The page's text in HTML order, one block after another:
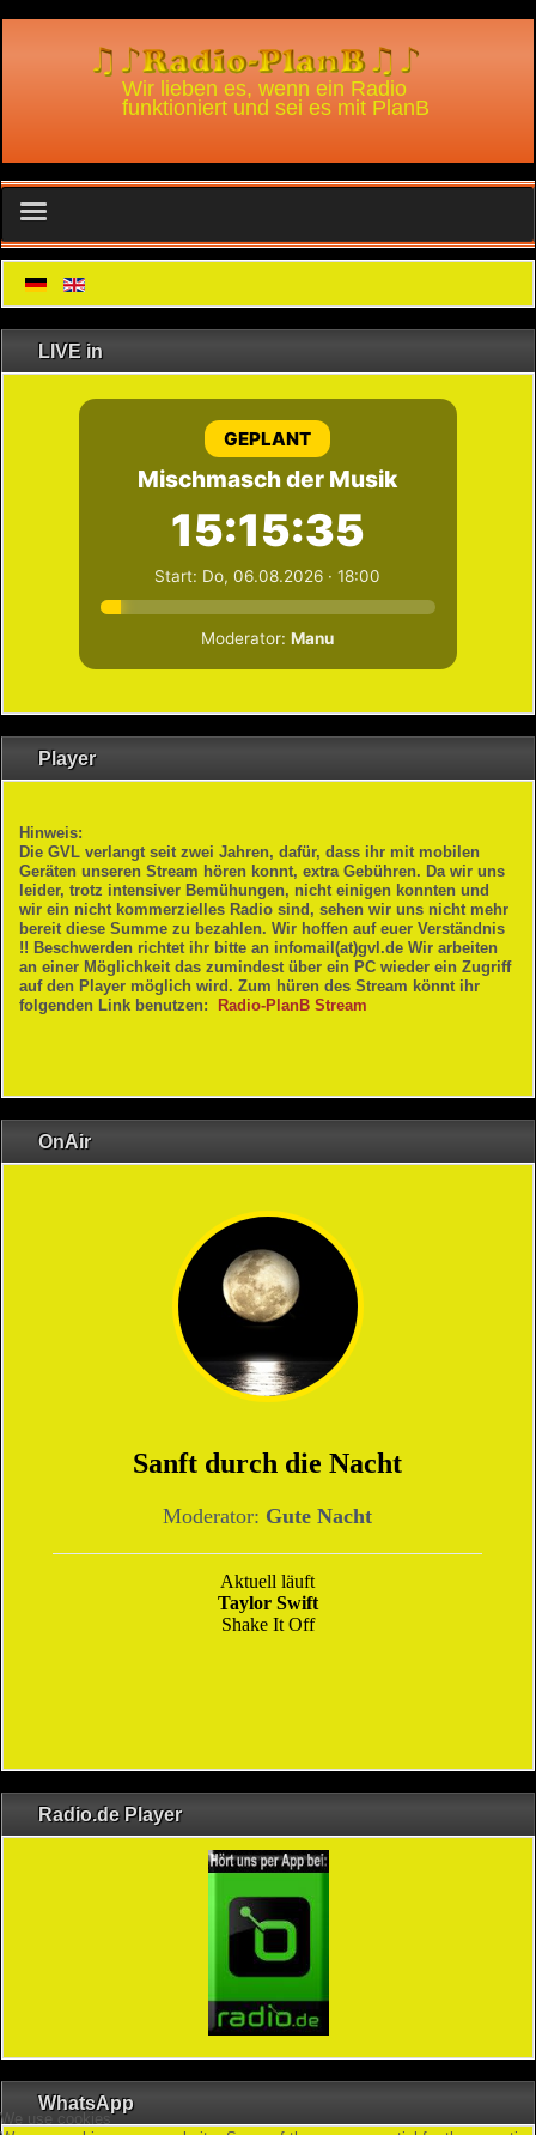
Wir lieben es, wenn ein Radio
funktioniert und sei es mit PlanB
WhatsApp Chat
Radio-PlanB und Alexa
Nutzungsbedingungen Alexa skill
LIVE in
Player
Hinweis:
Die GVL verlangt seit zwei Jahren, dafür, dass ihr mit mobilen
Geräten unseren Stream hören konnt, extra Gebühren. Da wir uns
leider, trotz intensiver Bemühungen, nicht einigen konnten und
wir ein nicht kommerzielles Radio sind, sehen wir uns nicht mehr
bereit diese Summe zu bezahlen. Wir hoffen auf euer Verständnis
!! Beschwerden richtet ihr bitte an infomail(at)gvl.de Wir arbeiten
an einer Möglichkeit das zumindest über ein PC wieder ein Zugriff
auf den Player möglich wird. Zum hüren des Stream könnt ihr
folgenden Link benutzen:
Radio-PlanB Stream
OnAir
Radio.de Player
WhatsApp
We use cookies